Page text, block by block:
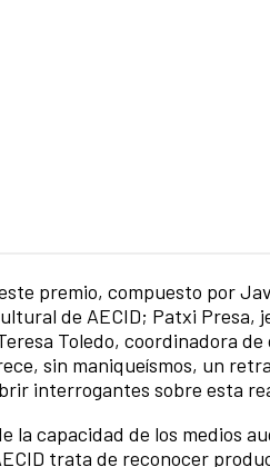
premio, compuesto por
de AECID; Patxi Presa,
Toledo, coordinadora
sin maniqueísmos, un
interrogantes sobre esta
la capacidad de los medios
trata de reconocer